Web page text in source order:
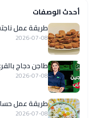
أحدث الوصفات
طريقة عمل
2026-07-08
طاجن دجاج
2026-07-08
طريقة عمل
2026-07-08